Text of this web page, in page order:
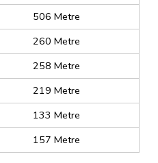
506 Metre
260 Metre
258 Metre
219 Metre
133 Metre
157 Metre